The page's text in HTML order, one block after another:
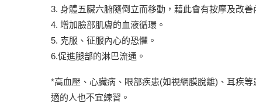
3. 身體五臟六腑隨倒立而移動，藉此會有按摩及改
4. 增加臉部肌膚的血液循環。
5. 克服、征服內心的恐懼。
6.促進腿部的淋巴流通。
*高血壓、心臟病、眼部疾患(如視網膜脫離)、耳疾
適的人也不宜練習。